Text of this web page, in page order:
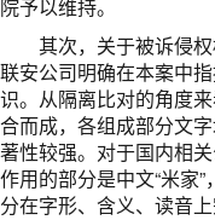
院予以维持。
其次，关于被诉侵
联安公司明确在本案中
识。从隔离比对的角度
合而成，各组成部分文
著性较强。对于国内相
作用的部分是中文“米家
分在字形、含义、读音